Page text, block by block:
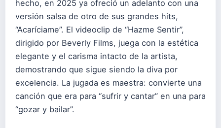
hecho, en 2025 ya ofreció un adelanto con una
versión salsa de otro de sus grandes hits,
“Acaríciame”. El videoclip de “Hazme Sentir”,
dirigido por Beverly Films, juega con la estética
elegante y el carisma intacto de la artista,
demostrando que sigue siendo la diva por
excelencia. La jugada es maestra: convierte una
canción que era para “sufrir y cantar” en una para
“gozar y bailar”.